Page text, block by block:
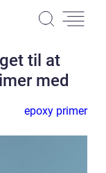
til at
med
epoxy primer